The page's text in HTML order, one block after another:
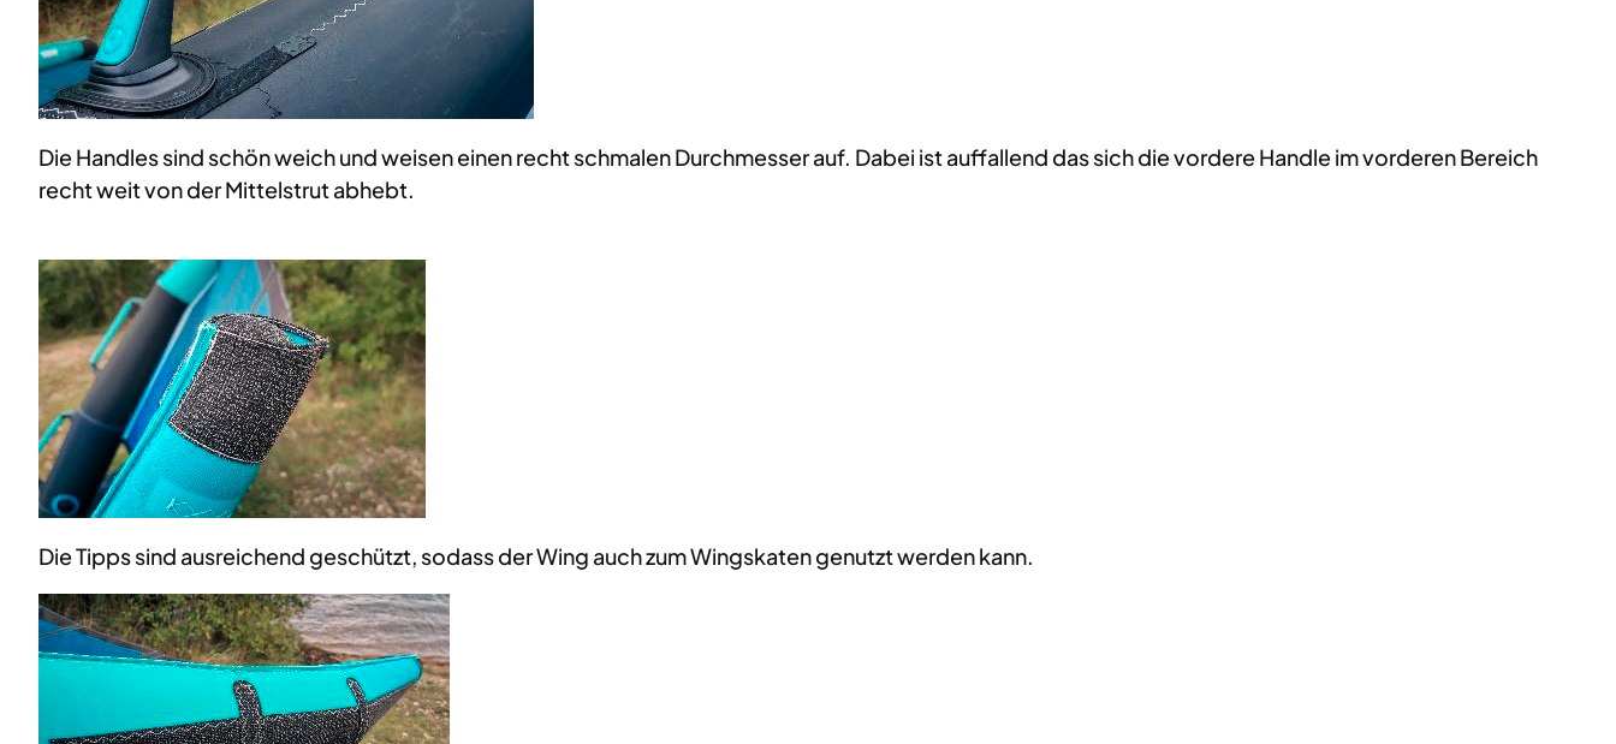
Die Handles sind schön weich und weisen einen recht schmalen Durchmesser auf. Dabei ist auffallend das sich die vordere Handle im vorderen Bereich
recht weit von der Mittelstrut abhebt.
Die Tipps sind ausreichend geschützt, sodass der Wing auch zum Wingskaten genutzt werden kann.